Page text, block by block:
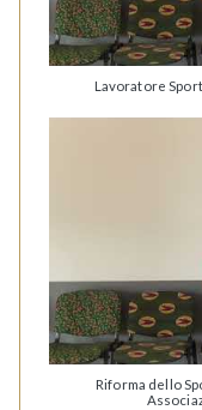
Lavoratore
Riforma dello